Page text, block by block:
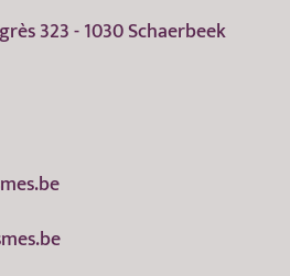
323 - 1030 Schaerbeek